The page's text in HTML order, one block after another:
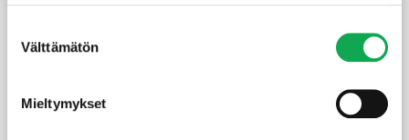
valinta
Välttämätön
Mieltymykset